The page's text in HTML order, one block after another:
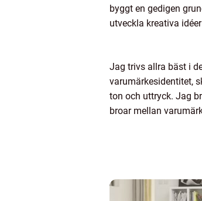
byggt en gedigen
utveckla kreativa
Jag trivs allra bäst i
varumärkesidentitet,
ton och uttryck. Jag
broar mellan